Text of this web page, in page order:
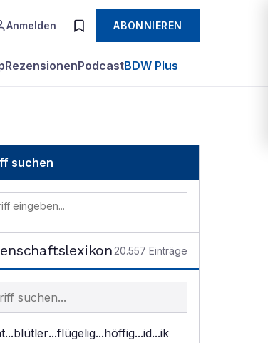
Anmelden ABONNIEREN
RezensionenPodcastBDW Plus
suchen
20.557 Einträge
im Lexikon suchen
...blütler...flügelig...höffig...id...ik